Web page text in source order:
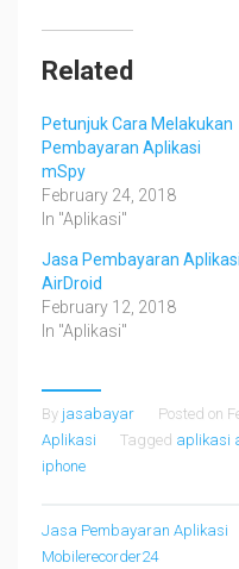
Related
Petunjuk Cara Melakukan
Pembayaran Aplikasi
mSpy
February 24, 2018
In "Aplikasi"
Jasa Pembayaran Aplikasi
AirDroid
February 12, 2018
In "Aplikasi"
By jasabayar Posted on
Aplikasi
Tagged aplikasi
iphone
Post
navigation
Jasa Pembayaran Aplikasi
Mobilerecorder24